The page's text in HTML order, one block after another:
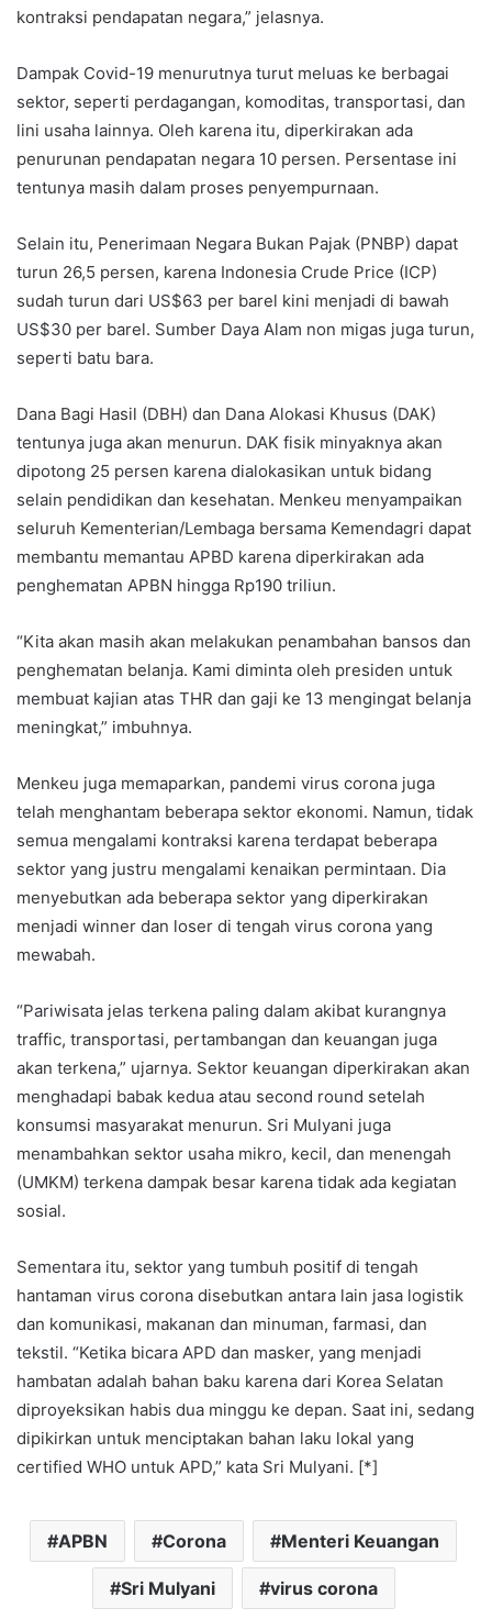
kontraksi pendapatan negara,” jelasnya.
Dampak Covid-19 menurutnya turut meluas ke berbagai
sektor, seperti perdagangan, komoditas, transportasi, dan
lini usaha lainnya. Oleh karena itu, diperkirakan ada
penurunan pendapatan negara 10 persen. Persentase ini
tentunya masih dalam proses penyempurnaan.
Selain itu, Penerimaan Negara Bukan Pajak (PNBP) dapat
turun 26,5 persen, karena Indonesia Crude Price (ICP)
sudah turun dari US$63 per barel kini menjadi di bawah
US$30 per barel. Sumber Daya Alam non migas juga turun,
seperti batu bara.
Dana Bagi Hasil (DBH) dan Dana Alokasi Khusus (DAK)
tentunya juga akan menurun. DAK fisik minyaknya akan
dipotong 25 persen karena dialokasikan untuk bidang
selain pendidikan dan kesehatan. Menkeu menyampaikan
seluruh Kementerian/Lembaga bersama Kemendagri dapat
membantu memantau APBD karena diperkirakan ada
penghematan APBN hingga Rp190 triliun.
“Kita akan masih akan melakukan penambahan bansos dan
penghematan belanja. Kami diminta oleh presiden untuk
membuat kajian atas THR dan gaji ke 13 mengingat belanja
meningkat,” imbuhnya.
Menkeu juga memaparkan, pandemi virus corona juga
telah menghantam beberapa sektor ekonomi. Namun, tidak
semua mengalami kontraksi karena terdapat beberapa
sektor yang justru mengalami kenaikan permintaan. Dia
menyebutkan ada beberapa sektor yang diperkirakan
menjadi winner dan loser di tengah virus corona yang
mewabah.
“Pariwisata jelas terkena paling dalam akibat kurangnya
traffic, transportasi, pertambangan dan keuangan juga
akan terkena,” ujarnya. Sektor keuangan diperkirakan akan
menghadapi babak kedua atau second round setelah
konsumsi masyarakat menurun. Sri Mulyani juga
menambahkan sektor usaha mikro, kecil, dan menengah
(UMKM) terkena dampak besar karena tidak ada kegiatan
sosial.
Sementara itu, sektor yang tumbuh positif di tengah
hantaman virus corona disebutkan antara lain jasa logistik
dan komunikasi, makanan dan minuman, farmasi, dan
tekstil. “Ketika bicara APD dan masker, yang menjadi
hambatan adalah bahan baku karena dari Korea Selatan
diproyeksikan habis dua minggu ke depan. Saat ini, sedang
dipikirkan untuk menciptakan bahan laku lokal yang
certified WHO untuk APD,” kata Sri Mulyani. [*]
APBN Corona Menteri Keuangan
Sri Mulyani virus corona